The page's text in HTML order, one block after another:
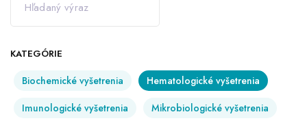
KATEGÓRIE
Biochemické vyšetrenia
Hematologické vyšetrenia
Imunologické vyšetrenia
Mikrobiologické vyšetrenia